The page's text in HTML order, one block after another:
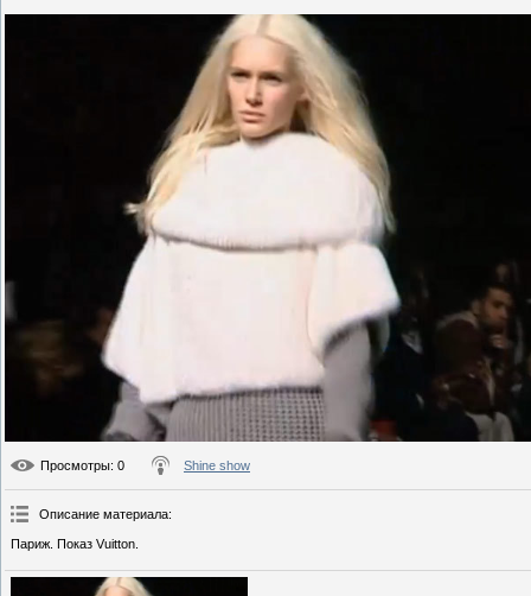
Просмотры: 0 Shine show
Описание материала:
Париж. Показ Vuitton.